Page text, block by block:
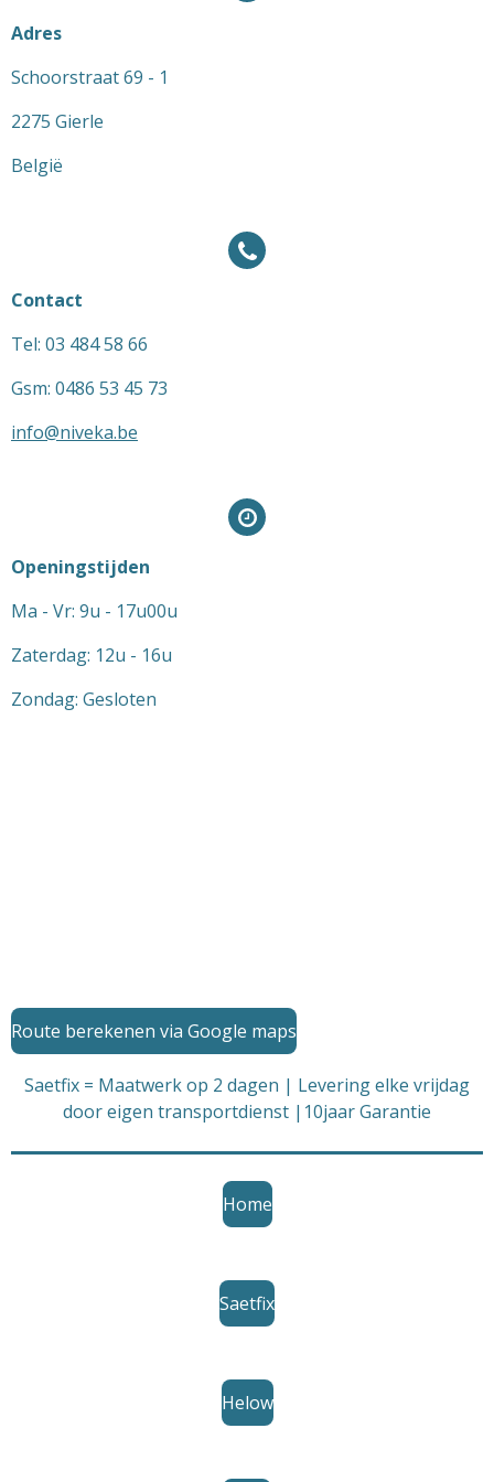
Adres
Schoorstraat 69 - 1
2275 Gierle
België
Contact
Tel: 03 484 58 66
Gsm: 0486 53 45 73
info@niveka.be
Openingstijden
Ma - Vr: 9u - 17u00u
Zaterdag: 12u - 16u
Zondag: Gesloten
Route berekenen via Google maps
Saetfix = Maatwerk op 2 dagen | Levering elke vrijdag
door eigen transportdienst |10jaar Garantie
Home
Saetfix
Helow